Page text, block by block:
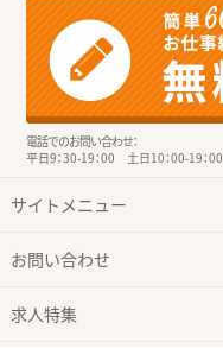
電話でのお問い合わせ：
平日9：30-19：00 土日10：00-19：00
サイトメニュー
お問い合わせ
求人特集